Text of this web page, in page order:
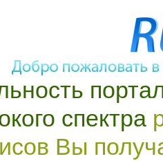
спектра
Вы